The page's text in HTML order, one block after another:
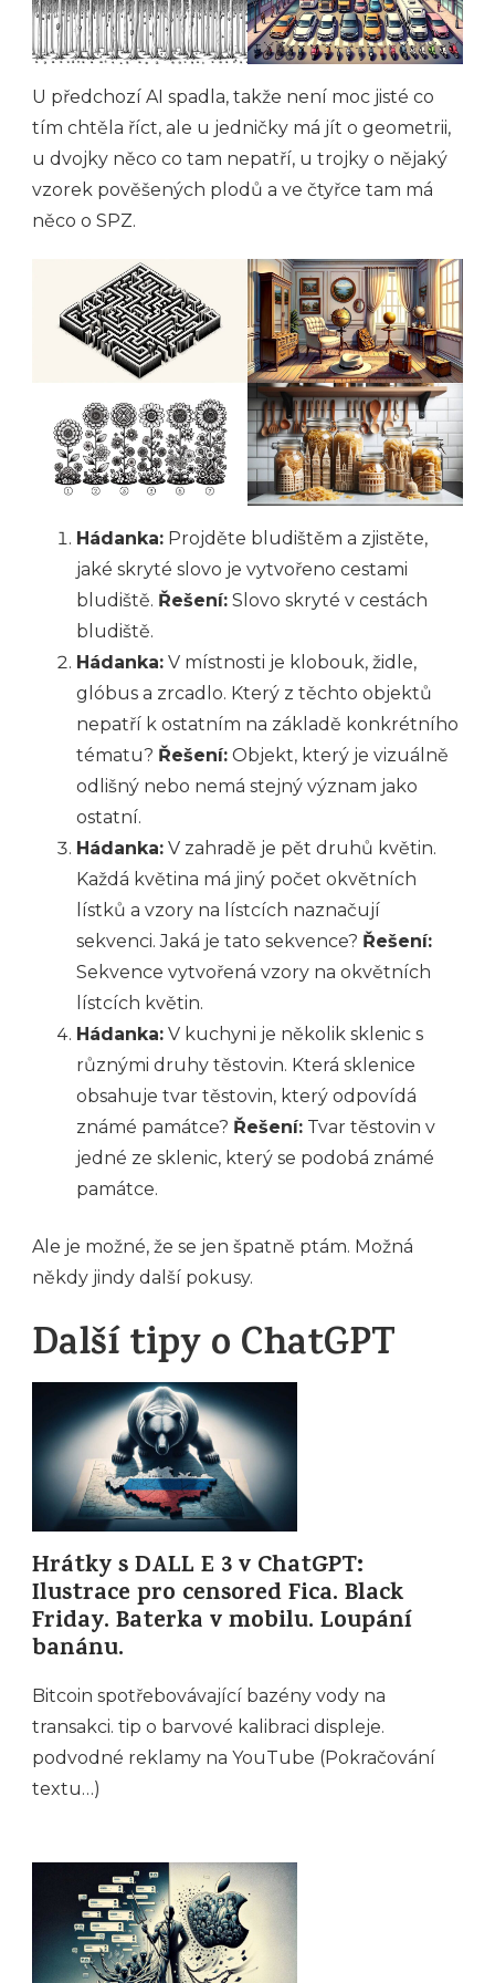
U předchozí AI spadla, takže není moc jisté co
tím chtěla říct, ale u jedničky má jít o geometrii,
u dvojky něco co tam nepatří, u trojky o nějaký
vzorek pověšených plodů a ve čtyřce tam má
něco o SPZ.
Hádanka: Projděte bludištěm a zjistěte,
jaké skryté slovo je vytvořeno cestami
bludiště. Řešení: Slovo skryté v cestách
bludiště.
Hádanka: V místnosti je klobouk, židle,
glóbus a zrcadlo. Který z těchto objektů
nepatří k ostatním na základě konkrétního
tématu? Řešení: Objekt, který je vizuálně
odlišný nebo nemá stejný význam jako
ostatní.
Hádanka: V zahradě je pět druhů květin.
Každá květina má jiný počet okvětních
lístků a vzory na lístcích naznačují
sekvenci. Jaká je tato sekvence? Řešení:
Sekvence vytvořená vzory na okvětních
lístcích květin.
Hádanka: V kuchyni je několik sklenic s
různými druhy těstovin. Která sklenice
obsahuje tvar těstovin, který odpovídá
známé památce? Řešení: Tvar těstovin v
jedné ze sklenic, který se podobá známé
památce.
Ale je možné, že se jen špatně ptám. Možná
někdy jindy další pokusy.
Další tipy o ChatGPT
Hrátky s DALL E 3 v ChatGPT:
Ilustrace pro censored Fica. Black
Friday. Baterka v mobilu. Loupání
banánu.
Bitcoin spotřebovávající bazény vody na
transakci. tip o barvové kalibraci displeje.
podvodné reklamy na YouTube (Pokračování
textu…)